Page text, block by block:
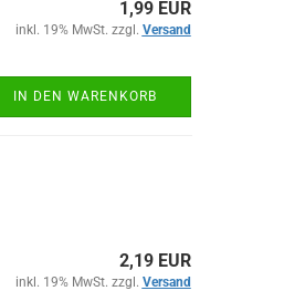
1,99 EUR
inkl. 19% MwSt. zzgl. Versand
IN DEN WARENKORB
2,19 EUR
inkl. 19% MwSt. zzgl. Versand